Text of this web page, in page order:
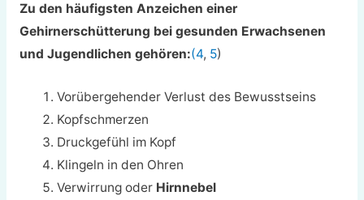
Zu den häufigsten Anzeichen einer
Gehirnerschütterung bei gesunden Erwachsenen
und Jugendlichen gehören:(4, 5)
Vorübergehender Verlust des Bewusstseins
Kopfschmerzen
Druckgefühl im Kopf
Klingeln in den Ohren
Verwirrung oder Hirnnebel